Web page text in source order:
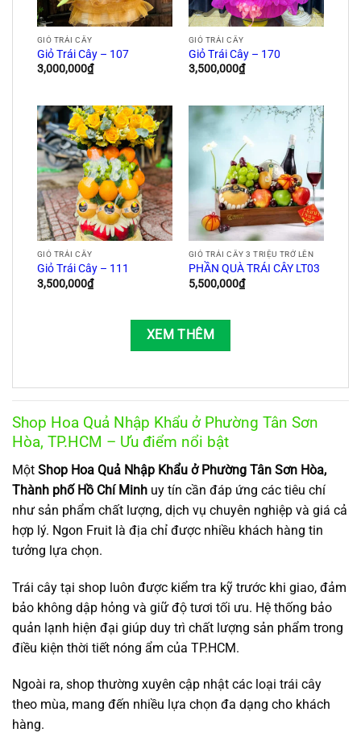
GIỎ TRÁI CÂY
Giỏ Trái Cây – 107
3,000,000₫
GIỎ TRÁI CÂY
Giỏ Trái Cây – 170
3,500,000₫
GIỎ TRÁI CÂY
Giỏ Trái Cây – 111
3,500,000₫
GIỎ TRÁI CÂY 3 TRIỆU TRỞ LÊN
PHẦN QUÀ TRÁI CÂY LT03
5,500,000₫
XEM THÊM
Shop Hoa Quả Nhập Khẩu ở Phường Tân Sơn
Hòa, TP.HCM – Ưu điểm nổi bật
Một Shop Hoa Quả Nhập Khẩu ở Phường Tân Sơn Hòa,
Thành phố Hồ Chí Minh uy tín cần đáp ứng các tiêu chí
như sản phẩm chất lượng, dịch vụ chuyên nghiệp và giá cả
hợp lý. Ngon Fruit là địa chỉ được nhiều khách hàng tin
tưởng lựa chọn.
Trái cây tại shop luôn được kiểm tra kỹ trước khi giao, đảm
bảo không dập hỏng và giữ độ tươi tối ưu. Hệ thống bảo
quản lạnh hiện đại giúp duy trì chất lượng sản phẩm trong
điều kiện thời tiết nóng ẩm của TP.HCM.
Ngoài ra, shop thường xuyên cập nhật các loại trái cây
theo mùa, mang đến nhiều lựa chọn đa dạng cho khách
hàng.